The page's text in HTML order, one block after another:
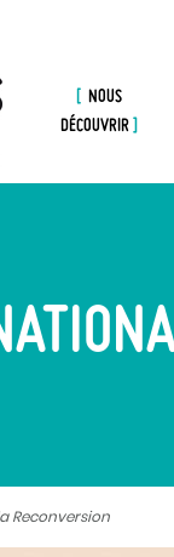
NOUS
DÉCOUVRIR
Reconversion